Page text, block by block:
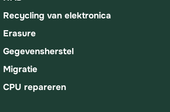
Recycling van elektronica
Erasure
Gegevensherstel
Migratie
CPU repareren